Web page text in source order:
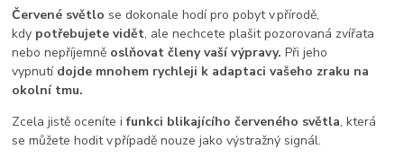
Červené světlo se dokonale hodí pro pobyt v přírodě,
kdy potřebujete vidět, ale nechcete plašit pozorovaná zvířata
nebo nepříjemně oslňovat členy vaší výpravy.Při jeho
vypnutí dojde mnohem rychleji k adaptaci vašeho zraku na
okolní tmu.
Zcela jistě oceníte ifunkci blikajícího červeného světla, která
se můžete hodit v případě nouze jako výstražný signál.